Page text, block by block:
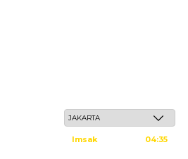
Imsak 04:35